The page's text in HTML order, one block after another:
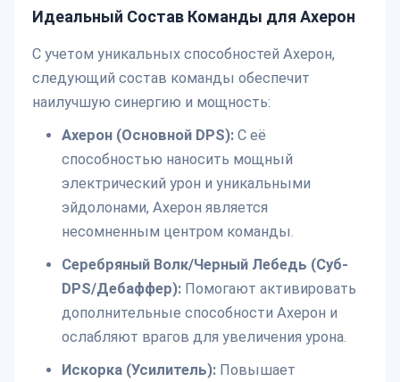
Идеальный Состав Команды для Ахерон
С учетом уникальных способностей Ахерон,
следующий состав команды обеспечит
наилучшую синергию и мощность:
Ахерон (Основной DPS): С её
способностью наносить мощный
электрический урон и уникальными
эйдолонами, Ахерон является
несомненным центром команды.
Серебряный Волк/Черный Лебедь (Суб-
DPS/Дебаффер):Помогают активировать
дополнительные способности Ахерон и
ослабляют врагов для увеличения урона.
Искорка (Усилитель):Повышает